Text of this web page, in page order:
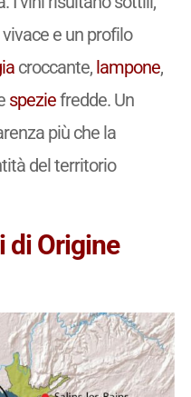
e un profilo
croccante, lampone,
speziefredde. Un
più che la
del territorio
di Origine